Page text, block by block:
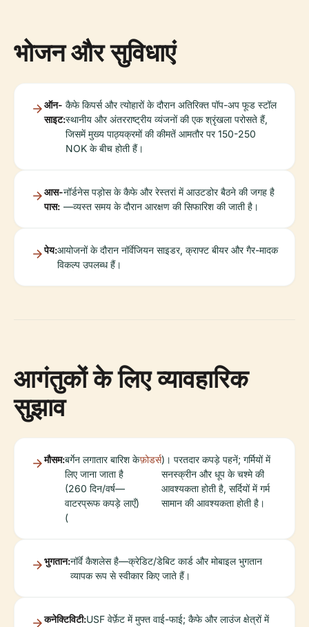
भोजन और सुविधाएं
ऑन-
साइट:
कैफे किपर्स और त्योहारों के दौरान अतिरिक्त पॉप-अप फूड स्टॉल
स्थानीय और अंतरराष्ट्रीय व्यंजनों की एक श्रृंखला परोसते हैं,
जिसमें मुख्य पाठ्यक्रमों की कीमतें आमतौर पर 150-250
NOK के बीच होती हैं।
आस-
पास:
नॉर्डनेस पड़ोस के कैफे और रेस्तरां में आउटडोर बैठने की जगह है
—व्यस्त समय के दौरान आरक्षण की सिफारिश की जाती है।
पेय:आयोजनों के दौरान नॉर्वेजियन साइडर, क्राफ्ट बीयर और गैर-मादक
विकल्प उपलब्ध हैं।
आगंतुकों के लिए व्यावहारिक
सुझाव
मौसम:बर्गेन लगातार बारिश के
लिए जाना जाता है
(260 दिन/वर्ष—
वाटरप्रूफ कपड़े लाएँ)
(
फ़ोडर्स)। परतदार कपड़े पहनें; गर्मियों में
सनस्क्रीन और धूप के चश्मे की
आवश्यकता होती है, सर्दियों में गर्म
सामान की आवश्यकता होती है।
भुगतान:नॉर्वे कैशलेस है—क्रेडिट/डेबिट कार्ड और मोबाइल भुगतान
व्यापक रूप से स्वीकार किए जाते हैं।
कनेक्टिविटी:USF वेर्फ़ेट में मुफ्त वाई-फाई; कैफे और लाउंज क्षेत्रों में